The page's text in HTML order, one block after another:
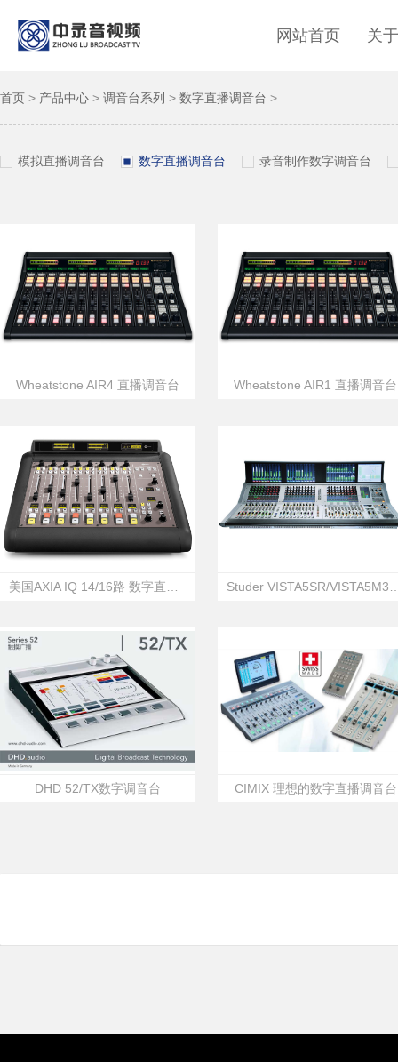
网站首页 关
首页 > 产品中心 > 调音台系列 > 数字直播调音台 >
模拟直播调音台 数字直播调音台 录音制作数字调音台
Wheatstone AIR4 直播调音台 Wheatstone AIR1 直播调音台
DHD 52/TX数字调音台 CIMIX 理想的数字直播调音台